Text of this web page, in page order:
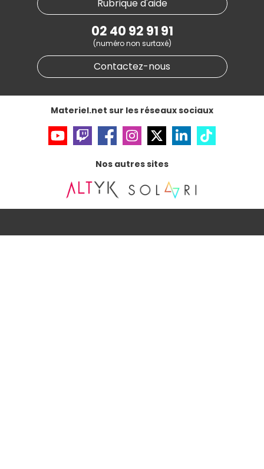
Notre programme d'affiliation
Partenariat & Sponsoring
Conditions générales de vente
Informations légales
Données personnellesetcookies
Gérer vos cookies
Accessibilité : non conforme
Rubrique d'aide
02 40 92 91 91
(numéro non surtaxé)
Contactez-nous
Materiel.net sur les réseaux sociaux
Nos autres sites